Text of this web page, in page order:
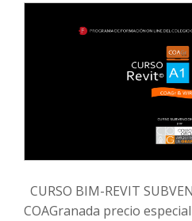
CURSO BIM-REVIT
COAGranada precio